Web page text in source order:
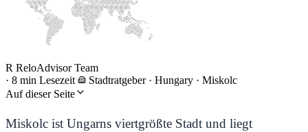
R ReloAdvisor Team
· 8 min Lesezeit Stadtratgeber · Hungary · Miskolc
Auf dieser Seite
Miskolc ist Ungarns viertgrößte Stadt und liegt